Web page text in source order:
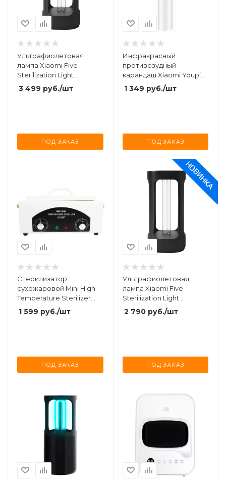
Ультрафиолетовая
лампа Xiaomi Five
Sterilization Light
(YSXDD001YS)
3 499 руб./шт
ПОД ЗАКАЗ
Инфракрасный
противозудный
карандаш Xiaomi Youpin
Infrared Pulse Anti-Itch
Stick (AGW-06)
1 349 руб./шт
ПОД ЗАКАЗ
Стерилизатор
сухожаровой Mini High
Temperature Sterilizer
CH-360T
1 599 руб./шт
ПОД ЗАКАЗ
Ультрафиолетовая
лампа Xiaomi Five
Sterilization Light
((YSXDD001YS)
2 790руб./шт
ПОД ЗАКАЗ